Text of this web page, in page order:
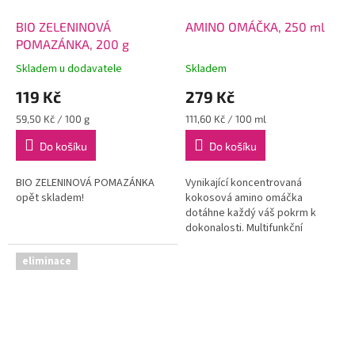
BIO ZELENINOVÁ
POMAZÁNKA, 200 g
Skladem u dodavatele
119 Kč
Měrná
cena:
59,50 Kč / 100 g
Do košíku
BIO ZELENINOVÁ POMAZÁNKA
opět skladem!
AMINO OMÁČKA, 250 ml
Skladem
279 Kč
Měrná
cena:
111,60 Kč / 100 ml
Do košíku
Vynikající koncentrovaná
kokosová amino omáčka
dotáhne každý váš pokrm k
dokonalosti. Multifunkční
eliminace